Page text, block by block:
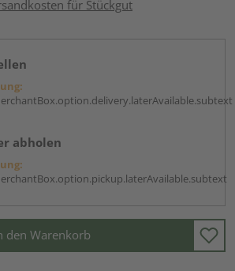
für Stückgut
abholen
den Warenkorb